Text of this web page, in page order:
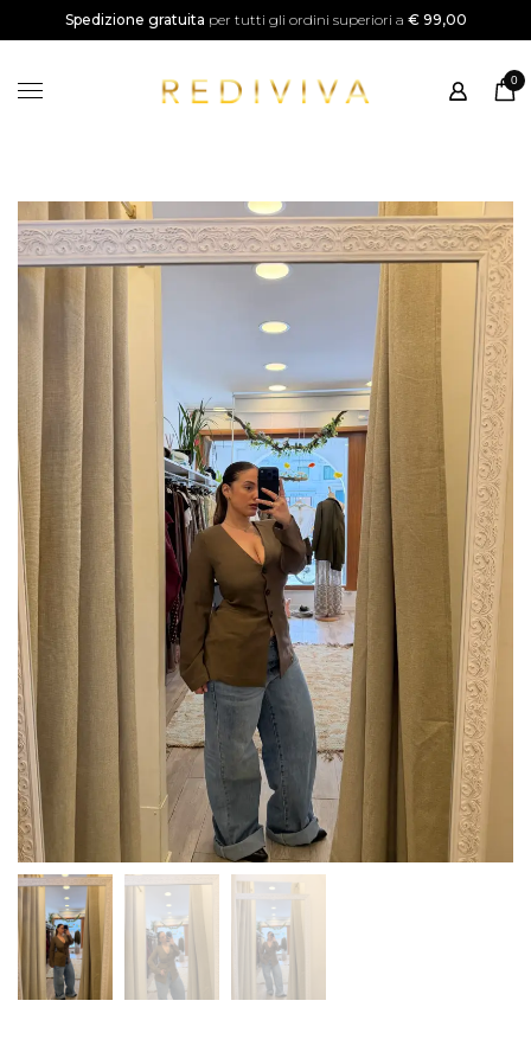
Spedizione gratuita per tutti gli ordini superiori a € 99,00
0
SALDI
Shop